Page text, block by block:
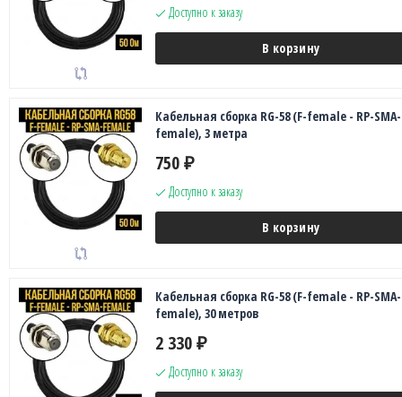
Доступно к заказу
В корзину
Кабельная сборка RG-58 (F-female - RP-SMA-
female), 3 метра
750 ₽
Доступно к заказу
В корзину
Кабельная сборка RG-58 (F-female - RP-SMA-
female), 30 метров
2 330 ₽
Доступно к заказу